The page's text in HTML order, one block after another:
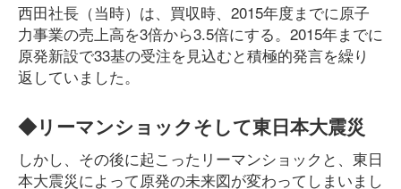
西田社長（当時）は、買収時、2015年度までに原子
力事業の売上高を3倍から3.5倍にする。2015年までに
原発新設で33基の受注を見込むと積極的発言を繰り
返していました。
◆リーマンショックそして東日本大震災
しかし、その後に起こったリーマンショックと、東日
本大震災によって原発の未来図が変わってしまいまし